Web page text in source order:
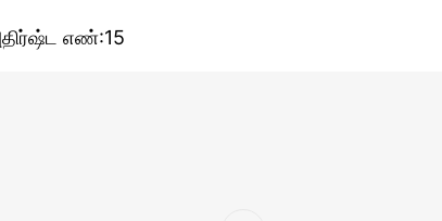
எண்:15